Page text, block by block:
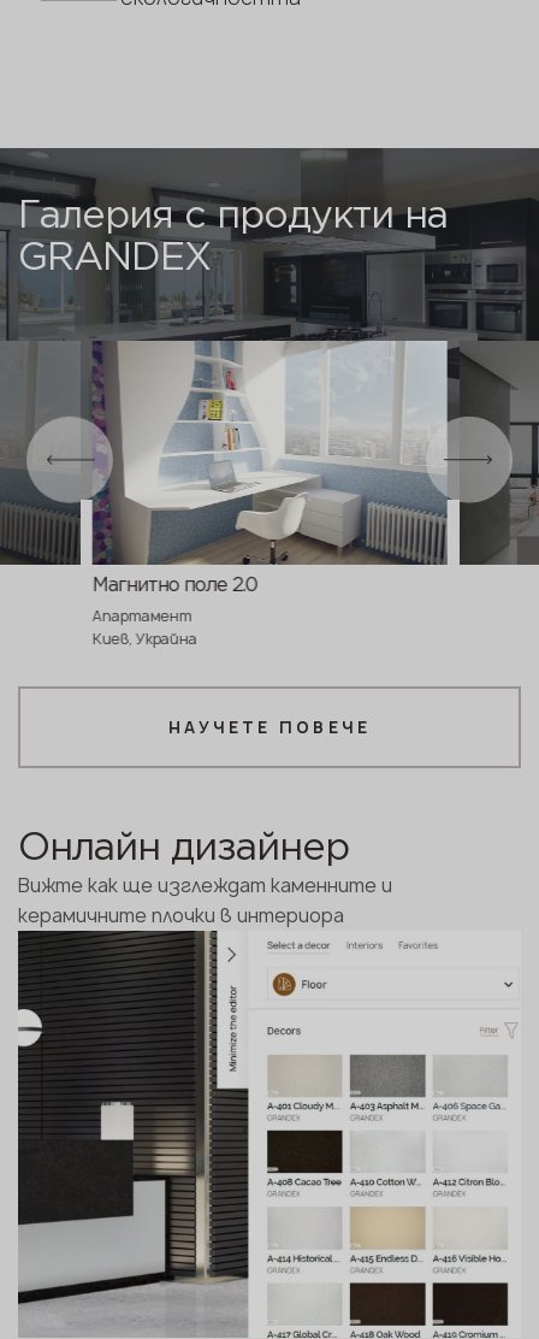
Галерия с продукти на
GRANDEX
Магнитно поле 2.0
Апартамент
Киев, Украйна
НАУЧЕТЕ ПОВЕЧЕ
Онлайн дизайнер
Вижте как ще изглеждат каменните и
керамичните плочки в интериора